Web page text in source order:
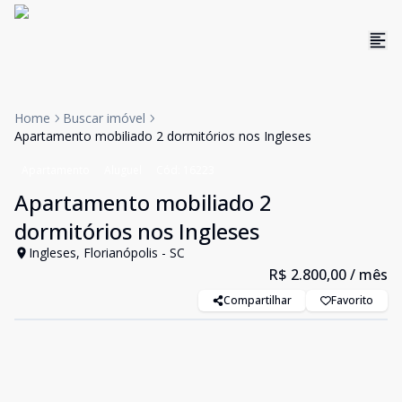
Home
Buscar imóvel
Apartamento mobiliado 2 dormitórios nos Ingleses
Apartamento mobiliado 2
dormitórios nos Ingleses
Ingleses, Florianópolis - SC
R$ 2.800,00/ mês
Compartilhar Favorito